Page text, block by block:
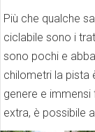
Più che qualche
ciclabile sono i
sono pochi e
chilometri la pista
genere e immensi
extra, è possibile